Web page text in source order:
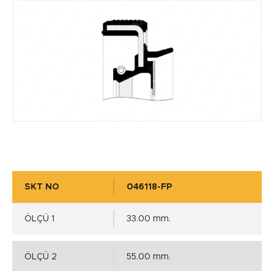
SKT NO 046118-FP
ÖLÇÜ 1 33.00 mm.
ÖLÇÜ 2 55.00 mm.